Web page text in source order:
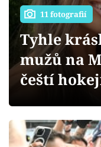
Videa
Sledujte
Sledujte nás
11 fotografií
Tyhle
mužů na
čeští